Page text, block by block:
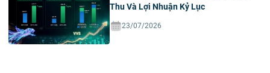
Thu Và Lợi Nhuận Kỷ Lục
23/07/2026